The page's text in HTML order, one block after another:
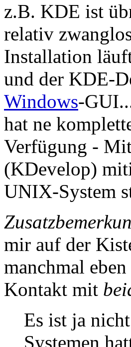
z.B. KDE ist
relativ
Installation
und der KDE-
Windows-
hat ne
Verfügung -
(KDevelop)
UNIX-System
mir auf der
manchmal
Kontakt mit
Es ist ja
Systemen